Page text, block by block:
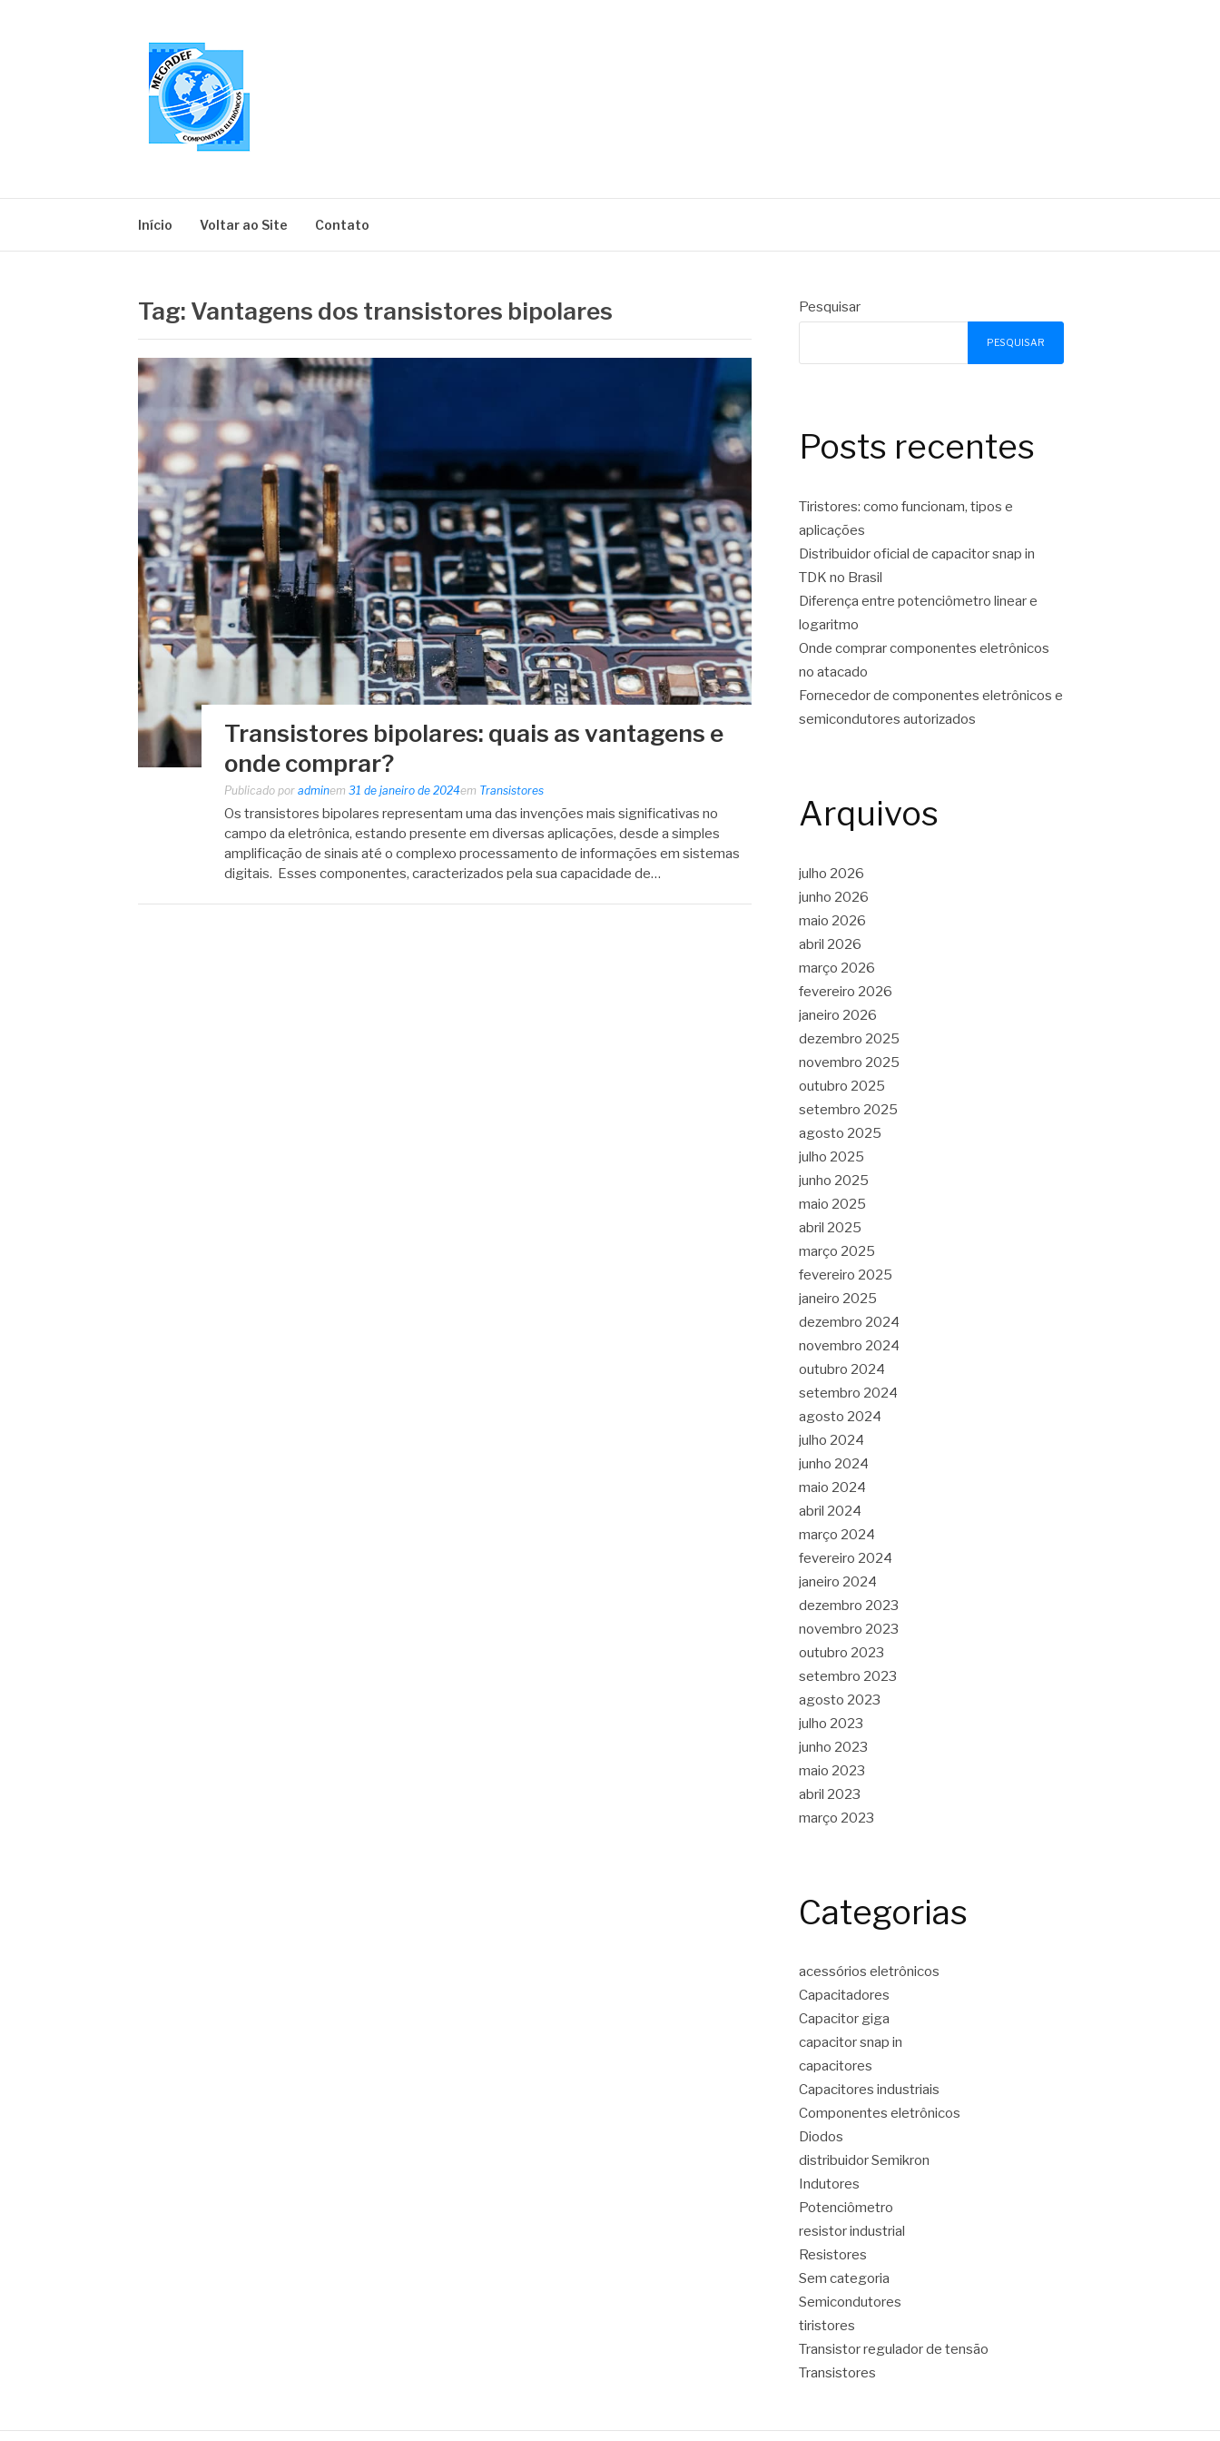
Início Voltar ao Site Contato
Tag: Vantagens dos transistores bipolares
Transistores bipolares: quais as vantagens e
onde comprar?
Publicado por adminem 31 de janeiro de 2024em Transistores
Os transistores bipolares representam uma das invenções mais significativas no
campo da eletrônica, estando presente em diversas aplicações, desde a simples
amplificação de sinais até o complexo processamento de informações em sistemas
digitais. Esses componentes, caracterizados pela sua capacidade de…
Pesquisar
PESQUISAR
Posts recentes
Tiristores: como funcionam, tipos e
aplicações
Distribuidor oficial de capacitor snap in
TDK no Brasil
Diferença entre potenciômetro linear e
logaritmo
Onde comprar componentes eletrônicos
no atacado
Fornecedor de componentes eletrônicos e
semicondutores autorizados
Arquivos
julho 2026
junho 2026
maio 2026
abril 2026
março 2026
fevereiro 2026
janeiro 2026
dezembro 2025
novembro 2025
outubro 2025
setembro 2025
agosto 2025
julho 2025
junho 2025
maio 2025
abril 2025
março 2025
fevereiro 2025
janeiro 2025
dezembro 2024
novembro 2024
outubro 2024
setembro 2024
agosto 2024
julho 2024
junho 2024
maio 2024
abril 2024
março 2024
fevereiro 2024
janeiro 2024
dezembro 2023
novembro 2023
outubro 2023
setembro 2023
agosto 2023
julho 2023
junho 2023
maio 2023
abril 2023
março 2023
Categorias
acessórios eletrônicos
Capacitadores
Capacitor giga
capacitor snap in
capacitores
Capacitores industriais
Componentes eletrônicos
Diodos
distribuidor Semikron
Indutores
Potenciômetro
resistor industrial
Resistores
Sem categoria
Semicondutores
tiristores
Transistor regulador de tensão
Transistores